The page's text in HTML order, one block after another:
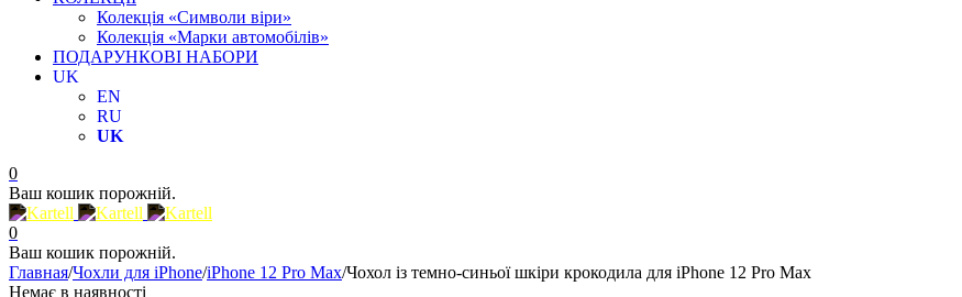
Колекція «Символи віри»
Колекція «Марки автомобілів»
ПОДАРУНКОВІ НАБОРИ
UK
EN
RU
UK
0
Ваш кошик порожній.
0
Ваш кошик порожній.
Главная/Чохли для iPhone/iPhone 12 Pro Max/Чохол із темно-синьої шкіри крокодила для iPhone 12 Pro Max
Немає в наявності